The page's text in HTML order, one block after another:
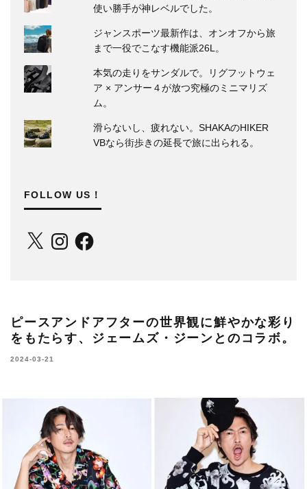
使い勝手が神レベルでした。
ジャンスポーツ最新作は、オンオフから旅
まで一役でこなす機能派26L。
本気の走りをサンダルで。リグフットウェ
ア × アンサー４が放つ究極のミニマリズ
ム。
滑らないし、疲れない。SHAKAのHIKER
VBなら街歩きの延長で旅に出られる。
FOLLOW US！
X InstagramFacebook
ピースアンドアフターの世界観に鮮やかな彩り
をもたらす、ジェームズ・ジーンとのコラボ。
2024-03-21